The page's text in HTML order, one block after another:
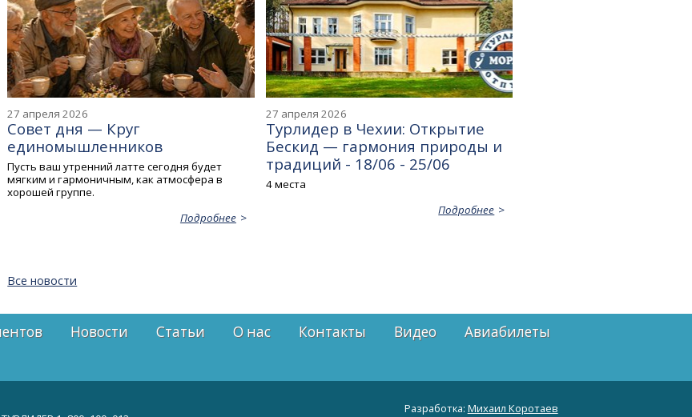
27 апреля 2026
Совет дня — Круг
единомышленников
Пусть ваш утренний латте сегодня будет
мягким и гармоничным, как атмосфера в
хорошей группе.
Подробнее
27 апреля 2026
Турлидер в Чехии: Открытие
Бескид — гармония природы и
традиций - 18/06 - 25/06
4 места
Подробнее
Все новости
Новости Статьи О нас Контакты Видео
Авиабилеты
Разработка: Михаил Коротаев